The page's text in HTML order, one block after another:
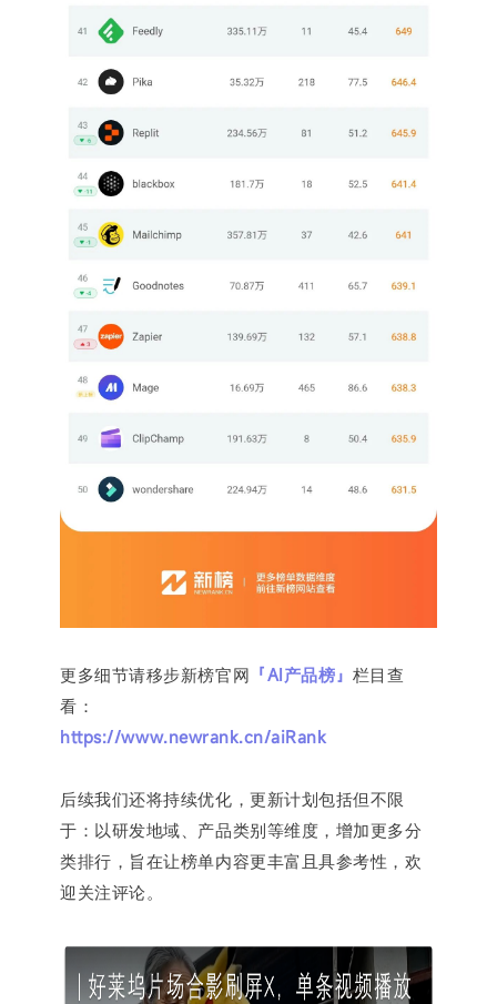
更多细节请移步新榜官网 「AI产品榜」 栏目查
看：
https://www.newrank.cn/aiRank
后续我们还将持续优化，更新计划包括但不限
于：以研发地域、产品类别等维度，增加更多分
类排行，旨在让榜单内容更丰富且具参考性， 欢
迎 关注评论。